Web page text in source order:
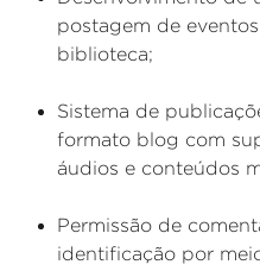
postagem de
biblioteca;
Sistema de
formato blog com
áudios e conteúdos
Permissão de
identificação por